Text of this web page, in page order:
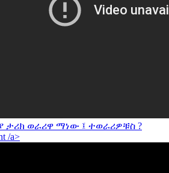
ታሪክ ወራሪዋ ማነው ፤ ተወራሪዎቹስ ?
/a>